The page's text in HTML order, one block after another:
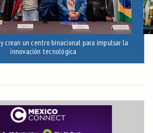
crean un centro binacional para impulsar la
innovación tecnológica